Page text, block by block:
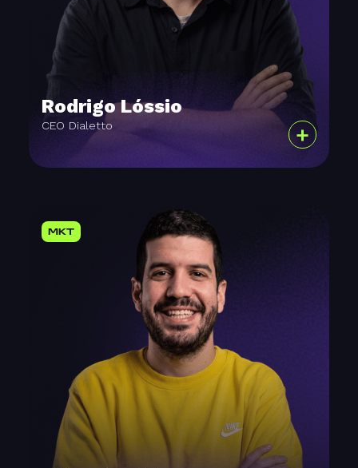
Rodrigo Lóssio
CEO Dialetto +
MKT